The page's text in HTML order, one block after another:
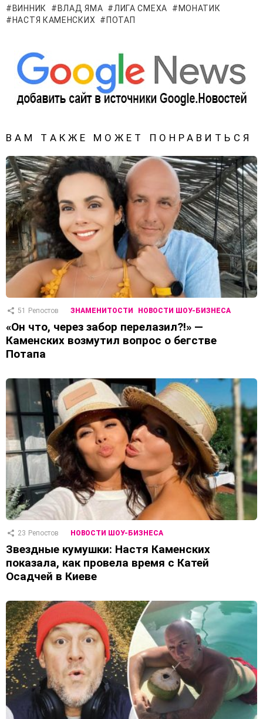
ВИННИК ВЛАД ЯМА ЛИГА СМЕХА
МОНАТИК
НАСТЯ КАМЕНСКИХ
ПОТАП
ВАМ ТАКЖЕ МОЖЕТ ПОНРАВИТЬСЯ
51 Репостов ЗНАМЕНИТОСТИ НОВОСТИ ШОУ-БИЗНЕСА
«Он что, через забор перелазил?!» —
Каменских возмутил вопрос о бегстве
Потапа
23 Репостов НОВОСТИ ШОУ-БИЗНЕСА
Звездные кумушки: Настя Каменских
показала, как провела время с Катей
Осадчей в Киеве